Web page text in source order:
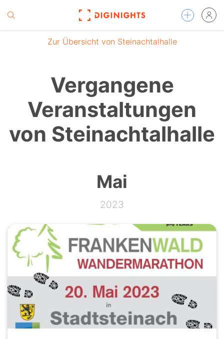
Zur Übersicht von Steinachtalhalle
Vergangene
Veranstaltungen
von Steinachtalhalle
Mai
2023